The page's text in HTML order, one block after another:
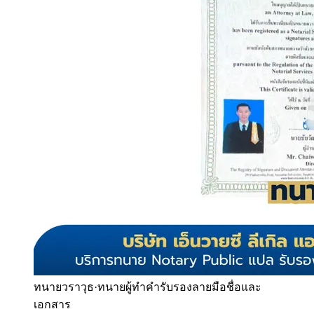
ทนายวราวุธ·ทนายผู้ทำคำรับรองลายมือชื่อและ
เอกสาร